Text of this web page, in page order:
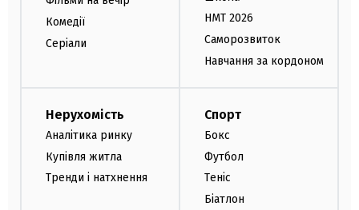
Комедії
Серіали
НМТ 2026
Саморозвиток
Навчання за кордоном
Нерухомість
Аналітика ринку
Купівля житла
Тренди і натхнення
Спорт
Бокс
Футбол
Теніс
Біатлон